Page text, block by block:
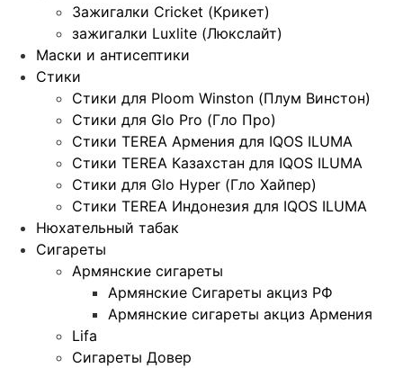
Зажигалки Cricket (Крикет)
зажигалки Luxlite (Люкслайт)
Маски и антисептики
Стики
Стики для Ploom Winston (Плум Винстон)
Стики для Glo Pro (Гло Про)
Стики TEREA Армения для IQOS ILUMA
Стики TEREA Казахстан для IQOS ILUMA
Стики для Glo Hyper (Гло Хайпер)
Стики TEREA Индонезия для IQOS ILUMA
Нюхательный табак
Сигареты
Армянские сигареты
Армянские Сигареты акциз РФ
Армянские сигареты акциз Армения
Lifa
Сигареты Довер